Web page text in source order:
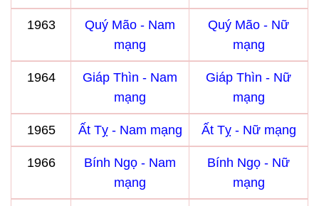
1963
Quý Mão - Nam
mạng
Quý Mão - Nữ
mạng
1964
Giáp Thìn - Nam
mạng
Giáp Thìn - Nữ
mạng
1965 Ất Tỵ - Nam mạng Ất Tỵ - Nữ mạng
1966
Bính Ngọ - Nam
mạng
Bính Ngọ - Nữ
mạng